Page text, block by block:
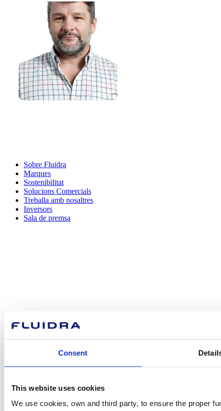
Consent
This website uses cookies
We use cookies, own and third party, to ensure the proper
Sobre Fluidra
Marques
Sostenibilitat
Solucions Comercials
Treballa amb nosaltres
Inversors
Sala de premsa
Trobi Fluidra